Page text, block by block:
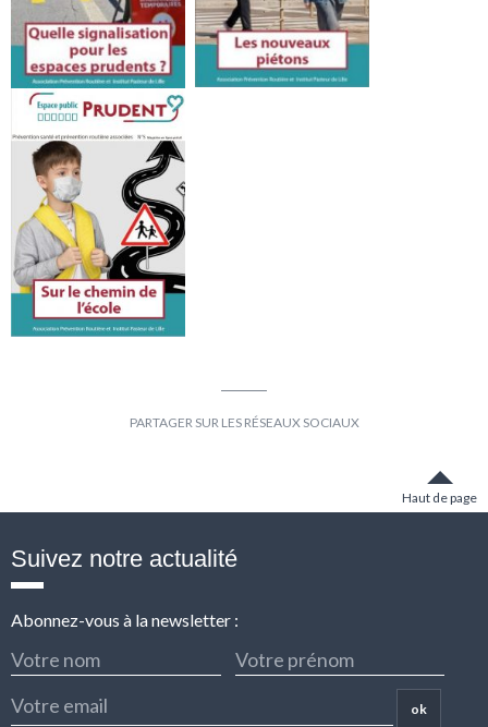
Haut de page
Suivez notre actualité
Abonnez-vous à la newsletter :
ok